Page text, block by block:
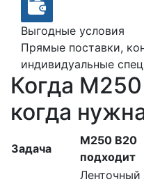
Выгодные условия
Прямые поставки,
индивидуальные
Когда М250
когда
Задача
М250 В20
подходит
Ленточный